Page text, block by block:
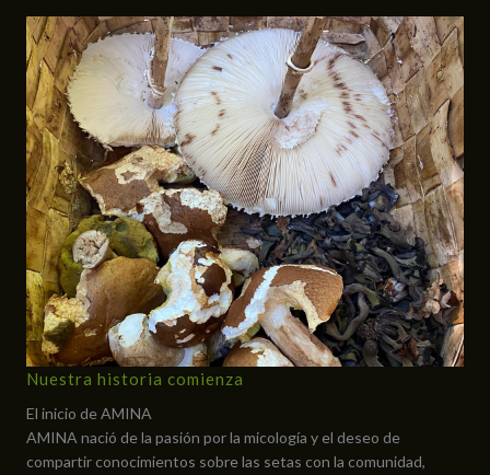
Nuestra historia comienza
El inicio de AMINA
AMINA nació de la pasión por la micología y el deseo de
compartir conocimientos sobre las setas con la comunidad,